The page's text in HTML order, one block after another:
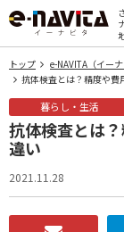
トップ
e-NAVITA（イー
抗体検査とは？精度や費
暮らし・生活
抗体検査とは
違い
2021.11.28